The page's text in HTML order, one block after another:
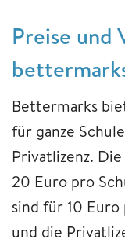
​​​​​​​​​​​​​​Preise ​​​​​​​und
Bettermarks
für ganze
Privatlizenz.
20 Euro pro
sind für 10 Euro
und die